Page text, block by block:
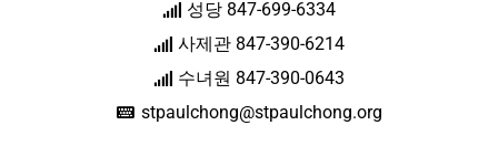
성당 847-699-6334
사제관 847-390-6214
수녀원 847-390-0643
stpaulchong@stpaulchong.org